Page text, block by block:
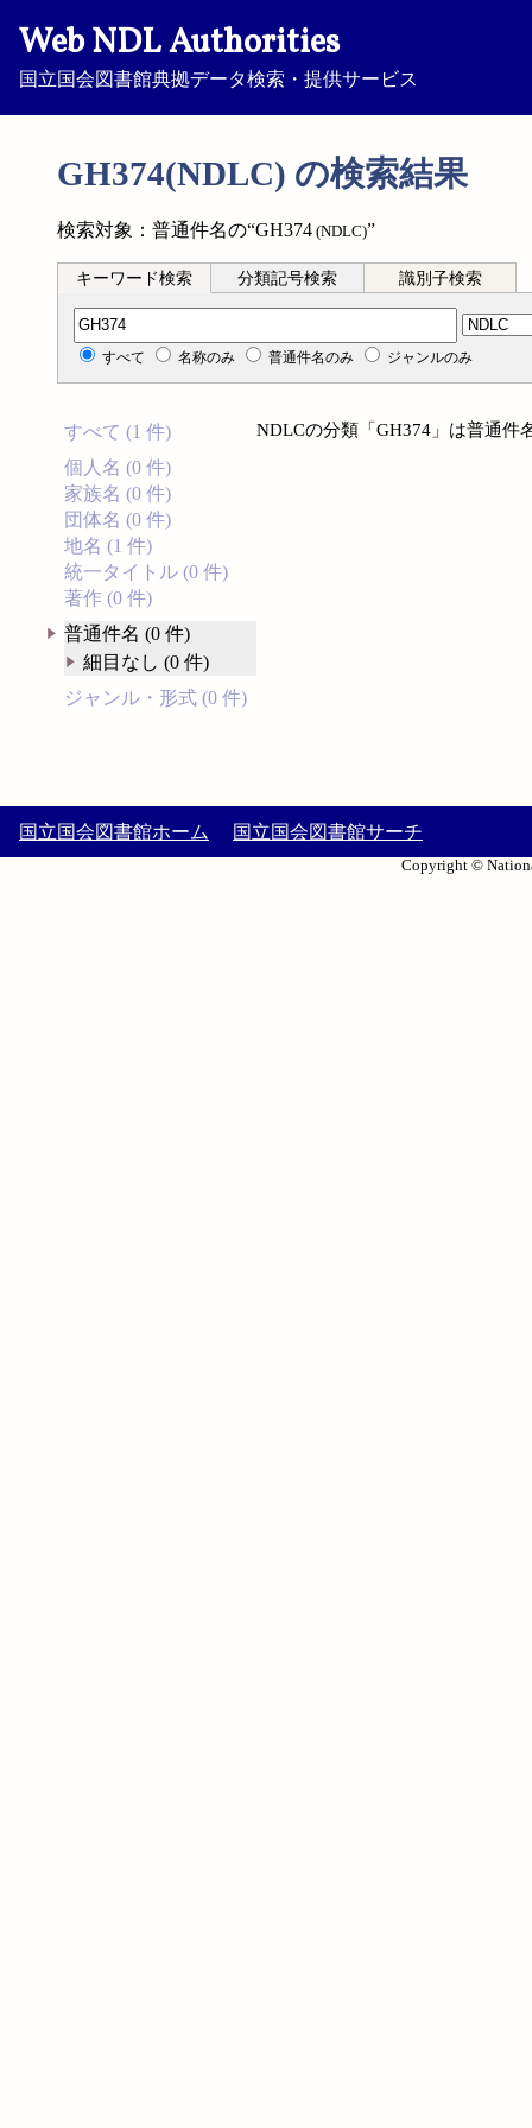
Web NDL Authorities
国立国会図書館典拠データ検索・提供サービス
GH374(NDLC) の検索結果
検索対象：普通件名の“GH374 (NDLC)”
キーワード検索 分類記号検索 識別子検索
分類記号検索
すべて 名称のみ 普通件名のみ ジャンルのみ
すべて (1 件)
個人名 (0 件)
家族名 (0 件)
団体名 (0 件)
地名 (1 件)
統一タイトル (0 件)
著作 (0 件)
普通件名 (0 件)
細目なし (0 件)
ジャンル・形式 (0 件)
NDLCの分類「GH374」は普通件
国立国会図書館ホーム 国立国会図書館サーチ
Copyright ©